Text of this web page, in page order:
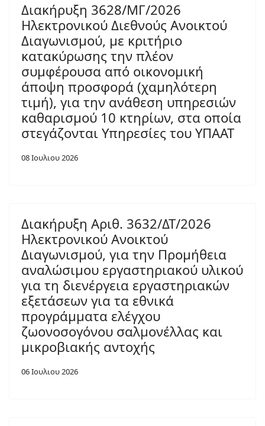
Διακήρυξη 3628/ΜΓ/2026
Ηλεκτρονικού Διεθνούς Ανοικτού
Διαγωνισμού, με κριτήριο
κατακύρωσης την πλέον
συμφέρουσα από οικονομική
άποψη προσφορά (χαμηλότερη
τιμή), για την ανάθεση υπηρεσιών
καθαρισμού 10 κτηρίων, στα οποία
στεγάζονται Υπηρεσίες του ΥΠΑΑΤ
08 Ιουλιου 2026
Διακήρυξη Αριθ. 3632/ΔΤ/2026
Ηλεκτρονικού Ανοικτού
Διαγωνισμού, για την Προμήθεια
αναλώσιμου εργαστηριακού υλικού
για τη διενέργεια εργαστηριακών
εξετάσεων για τα εθνικά
προγράμματα ελέγχου
ζωονοσογόνου σαλμονέλλας και
μικροβιακής αντοχής
06 Ιουλιου 2026